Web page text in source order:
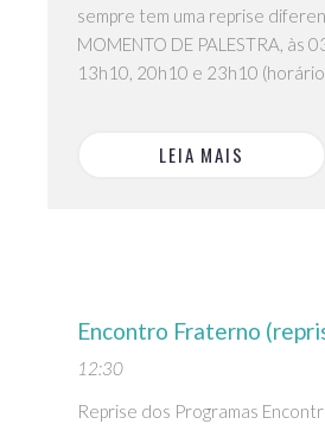
sempre tem uma reprise
MOMENTO DE PALESTRA, às
13h10, 20h10 e 23h10 (horário
LEIA MAIS
Encontro Fraterno
12:30
Reprise dos Programas